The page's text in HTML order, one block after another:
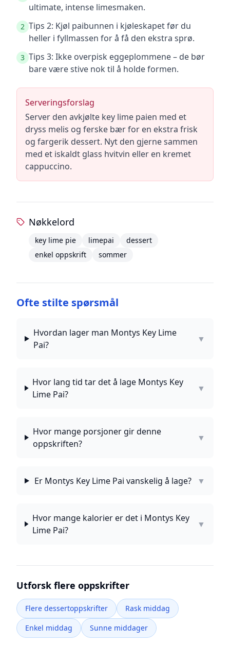
ultimate, intense limesmaken.
2 Tips 2: Kjøl paibunnen i kjøleskapet før du
heller i fyllmassen for å få den ekstra sprø.
3 Tips 3: Ikke overpisk eggeplommene – de bør
bare være stive nok til å holde formen.
Serveringsforslag
Server den avkjølte key lime paien med et
dryss melis og ferske bær for en ekstra frisk
og fargerik dessert. Nyt den gjerne sammen
med et iskaldt glass hvitvin eller en kremet
cappuccino.
Nøkkelord
key lime pie limepai
dessert
enkel oppskrift
sommer
Ofte stilte spørsmål
Hvordan lager man Montys Key Lime
Pai?
▼
Hvor lang tid tar det å lage Montys Key
Lime Pai?
▼
Hvor mange porsjoner gir denne
oppskriften?
▼
Er Montys Key Lime Pai vanskelig å lage? ▼
Hvor mange kalorier er det i Montys Key
Lime Pai?
▼
Utforsk flere oppskrifter
Flere dessertoppskrifter
Rask middag
Enkel middag
Sunne middager